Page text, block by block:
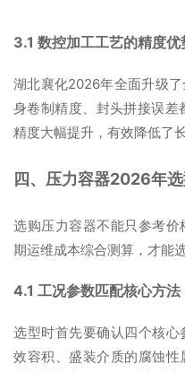
3.1 数控加工工艺的精度优
湖北襄化2026年全面升级
身卷制精度、封头拼接误差
精度大幅提升，有效降低了
四、压力容器2026年
选购压力容器不能只参考
期运维成本综合测算，才能
4.1 工况参数匹配核心方法
选型时首先要确认四个核
效容积、盛装介质的腐蚀